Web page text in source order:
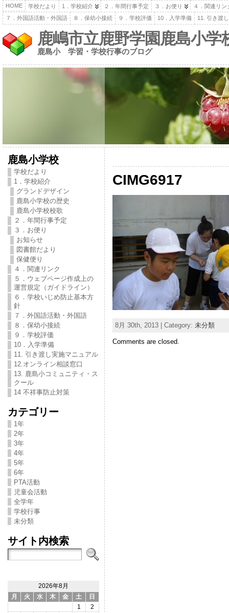
HOME 学校だより 1．学校紹介 ２．年間行事予定 ３．お便り
４．関連リン
７．外国語活動・外国語
８．保幼小接続 ９．学校評価 10．入学準備 11. 引き渡
鹿嶋市立鹿野学園鹿島小学
鹿島小 学習・学校行事のブログ
鹿島小学校
学校だより
1．学校紹介
グランドデザイン
鹿島小学校の歴史
鹿島小学校校歌
２．年間行事予定
３．お便り
お知らせ
図書館だより
保健便り
４．関連リンク
５．ウェブページ作成上の
運営規定（ガイドライン）
６．学校いじめ防止基本方
針
７．外国語活動・外国語
８．保幼小接続
９．学校評価
10．入学準備
11. 引き渡し実施マニュアル
12.オンライン相談窓口
13. 鹿島小コミュニティ・ス
クール
14 不祥事防止対策
カテゴリー
1年
2年
3年
4年
5年
6年
PTA活動
児童会活動
全学年
学校行事
未分類
サイト内検索
2026年8月
月
火 水 木 金 土 日
1
2
CIMG6917
8月 30th, 2013 | Category: 未分類
Comments are closed.